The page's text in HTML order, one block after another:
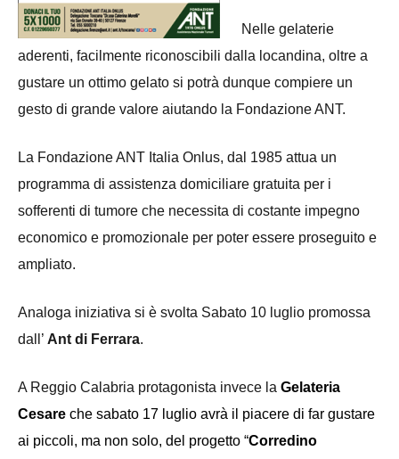
Nelle gelaterie
aderenti, facilmente riconoscibili dalla locandina, oltre a
gustare un ottimo gelato si potrà dunque compiere un
gesto di grande valore aiutando la Fondazione ANT.
La Fondazione ANT Italia Onlus, dal 1985 attua un
programma di assistenza domiciliare gratuita per i
sofferenti di tumore che necessita di costante impegno
economico e promozionale per poter essere proseguito e
ampliato.
Analoga iniziativa si è svolta Sabato 10 luglio promossa
dall’ Ant di Ferrara.
A Reggio Calabria protagonista invece la Gelateria
Cesare che sabato 17 luglio avrà il piacere di far gustare
ai piccoli, ma non solo, del progetto “Corredino